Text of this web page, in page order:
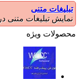
متنی
تبلیغات متنی در اینجا
ویژه